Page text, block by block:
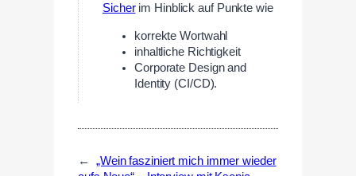
Sicherim Hinblick auf Punkte wie
korrekte Wortwahl
inhaltliche Richtigkeit
Corporate Design and
Identity (CI/CD).
←
„Wein fasziniert mich immer wieder